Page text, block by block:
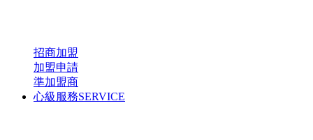
招商加盟
加盟申請
準加盟商
心級服務SERVICE